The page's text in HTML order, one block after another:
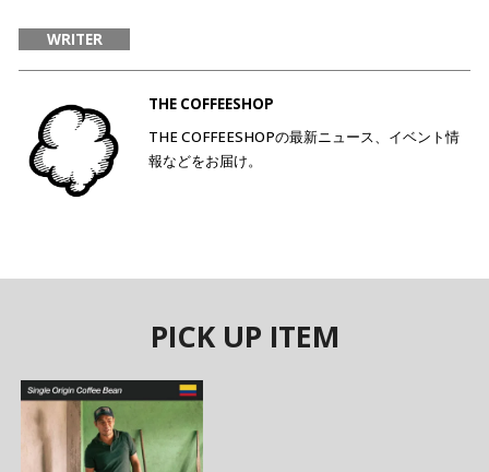
WRITER
THE COFFEESHOP
THE COFFEESHOPの最新ニュース、イベント情
報などをお届け。
PICK UP ITEM